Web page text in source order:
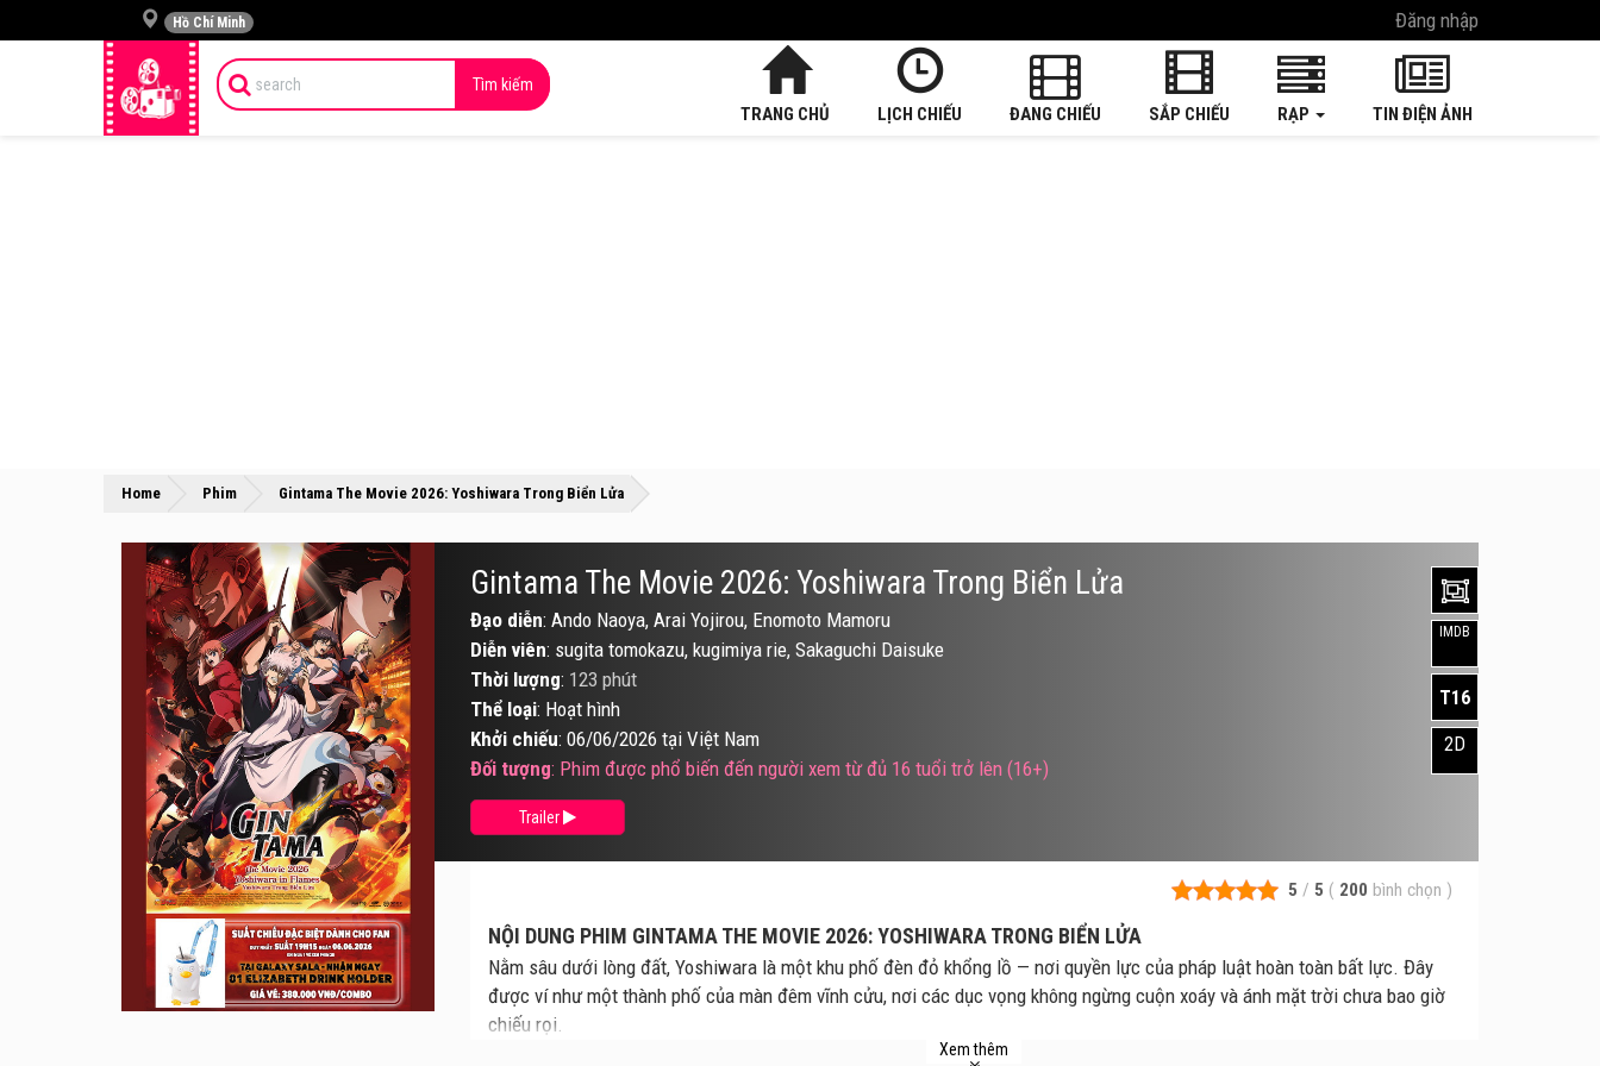
Hồ Chí Minh Đăng nhập
Tìm kiếm
TRANG CHỦ LỊCH CHIẾU ĐANG CHIẾU SẮP CHIẾU RẠP TIN ĐIỆN ẢNH
Home »
Phim »
Gintama The Movie 2026: Yoshiwara Trong Biển Lửa
5 / 5 ( 200 bình chọn )
NỘI DUNG PHIM GINTAMA THE MOVIE 2026: YOSHIWARA TRONG BIỂN LỬA
Nằm sâu dưới lòng đất, Yoshiwara là một khu phố đèn đỏ khổng lồ — nơi quyền lực của pháp luật hoàn toàn bất lực. Đây
được ví như một thành phố của màn đêm vĩnh cửu, nơi các dục vọng không ngừng cuộn xoáy và ánh mặt trời chưa bao giờ
chiếu rọi.
Xem thêm
Gintama The Movie 2026: Yoshiwara Trong Biển Lửa
Đạo diễn: Ando Naoya, Arai Yojirou, Enomoto Mamoru
Diễn viên: sugita tomokazu, kugimiya rie, Sakaguchi Daisuke
Thời lượng: 123 phút
Thể loại: Hoạt hình
Khởi chiếu: 06/06/2026 tại Việt Nam
Đối tượng: Phim được phổ biến đến người xem từ đủ 16 tuổi trở lên (16+)
Trailer
IMDB
T16
2D